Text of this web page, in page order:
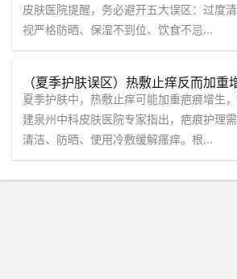
皮肤医院提醒，务必避开五大误区：过度
视严格防晒、保湿不到位、饮食不忌...
夏季护肤中，热敷止痒可能加重疤痕增生
建泉州中科皮肤医院专家指出，疤痕护理
清洁、防晒、使用冷敷缓解瘙痒。根...